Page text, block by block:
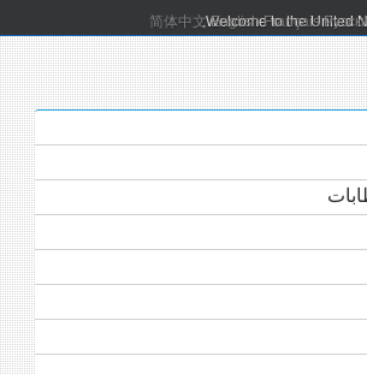
Welcome to the United
简体中文 English Français